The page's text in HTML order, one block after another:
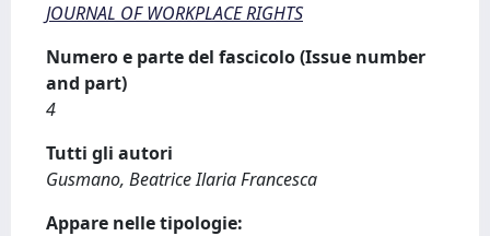
JOURNAL OF WORKPLACE RIGHTS
Numero e parte del fascicolo (Issue number
and part)
4
Tutti gli autori
Gusmano, Beatrice Ilaria Francesca
Appare nelle tipologie: